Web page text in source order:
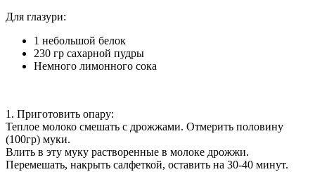
Для глазури:
1 небольшой белок
230 гр сахарной пудры
Немного лимонного сока
1. Приготовить опару:
Теплое молоко смешать с дрожжами. Отмерить половину
(100гр) муки.
Влить в эту муку растворенные в молоке дрожжи.
Перемешать, накрыть салфеткой, оставить на 30-40 минут.